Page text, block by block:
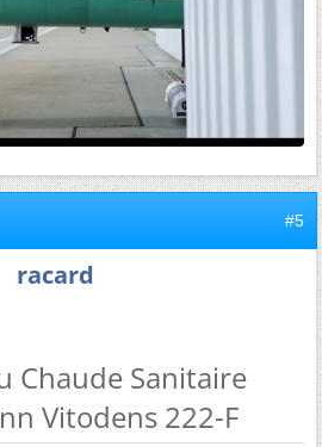
#5
racard
Chaude Sanitaire
Vitodens 222-F